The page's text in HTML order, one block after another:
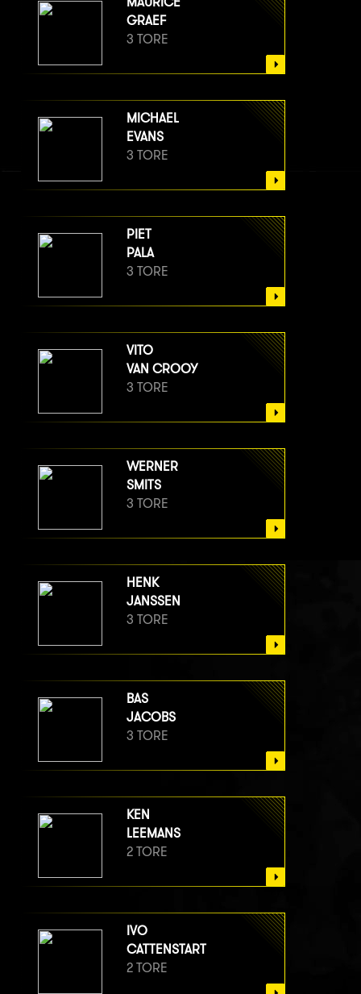
GRAEF
3 TORE
MICHAEL
EVANS
3 TORE
PIET
PALA
3 TORE
VITO
VAN CROOY
3 TORE
WERNER
SMITS
3 TORE
HENK
JANSSEN
3 TORE
BAS
JACOBS
3 TORE
KEN
LEEMANS
2 TORE
IVO
CATTENSTART
2 TORE